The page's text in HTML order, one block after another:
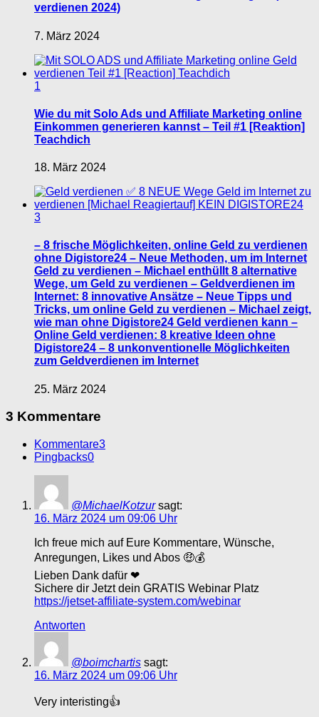
verdienen 2024)
7. März 2024
1
Wie du mit Solo Ads und Affiliate Marketing online
Einkommen generieren kannst – Teil #1 [Reaktion]
Teachdich
18. März 2024
3
– 8 frische Möglichkeiten, online Geld zu verdienen
ohne Digistore24 – Neue Methoden, um im Internet
Geld zu verdienen – Michael enthüllt 8 alternative
Wege, um Geld zu verdienen – Geldverdienen im
Internet: 8 innovative Ansätze – Neue Tipps und
Tricks, um online Geld zu verdienen – Michael zeigt,
wie man ohne Digistore24 Geld verdienen kann –
Online Geld verdienen: 8 kreative Ideen ohne
Digistore24 – 8 unkonventionelle Möglichkeiten
zum Geldverdienen im Internet
25. März 2024
3 Kommentare
Kommentare3
Pingbacks0
@MichaelKotzur sagt:
16. März 2024 um 09:06 Uhr
Ich freue mich auf Eure Kommentare, Wünsche,
Anregungen, Likes und Abos 🤑💰
Lieben Dank dafür ❤
Sichere dir Jetzt dein GRATIS Webinar Platz
https://jetset-affiliate-system.com/webinar
Antworten
@boimchartis sagt:
16. März 2024 um 09:06 Uhr
Very interisting👍